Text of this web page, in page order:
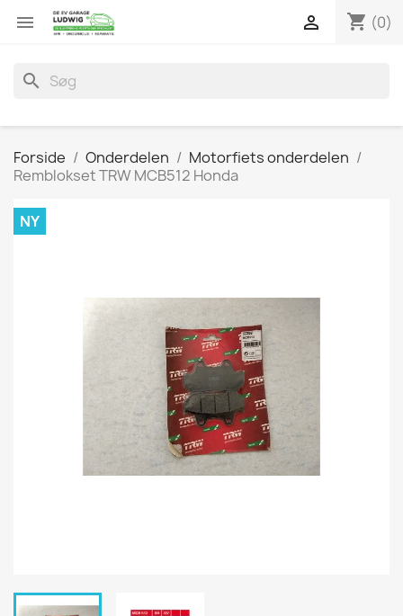
 shopping_cart (0)

search
Forside Onderdelen
Motorfiets onderdelen
Remblokset TRW MCB512 Honda
NY